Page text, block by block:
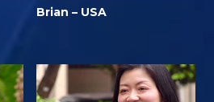
Brian – USA